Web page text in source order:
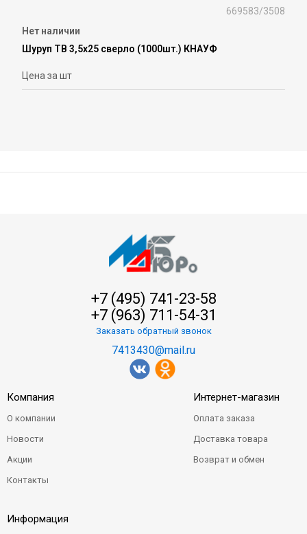
669583/3508
Нет наличии
Шуруп TB 3,5х25 сверло (1000шт.) КНАУФ
Цена за шт
+7 (495) 741-23-58
+7 (963) 711-54-31
Заказать обратный звонок
7413430@mail.ru
Компания
О компании
Новости
Акции
Контакты
Интернет-магазин
Оплата заказа
Доставка товара
Возврат и обмен
Информация